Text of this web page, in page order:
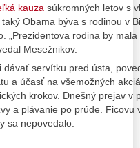
kauza súkromných letov s
Obama býva s rodinou v
„Prezidentova rodina by
Mesežnikov.
servítku pred ústa,
a účasť na všemožných
krokov. Dnešný prejav v
a plávanie po prúde. Ficovu
sa nepovedalo.